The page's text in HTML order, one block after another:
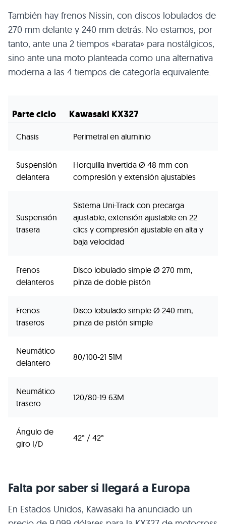
También hay frenos Nissin, con discos lobulados de
270 mm delante y 240 mm detrás. No estamos, por
tanto, ante una 2 tiempos «barata» para nostálgicos,
sino ante una moto planteada como una alternativa
moderna a las 4 tiempos de categoría equivalente.
Parte ciclo Kawasaki KX327
Chasis Perimetral en aluminio
Suspensión
delantera
Horquilla invertida Ø 48 mm con
compresión y extensión ajustables
Suspensión
trasera
Sistema Uni-Track con precarga
ajustable, extensión ajustable en 22
clics y compresión ajustable en alta y
baja velocidad
Frenos
delanteros
Disco lobulado simple Ø 270 mm,
pinza de doble pistón
Frenos
traseros
Disco lobulado simple Ø 240 mm,
pinza de pistón simple
Neumático
delantero
80/100-21 51M
Neumático
trasero
120/80-19 63M
Ángulo de
giro I/D
42° / 42°
Falta por saber si llegará a Europa
En Estados Unidos, Kawasaki ha anunciado un